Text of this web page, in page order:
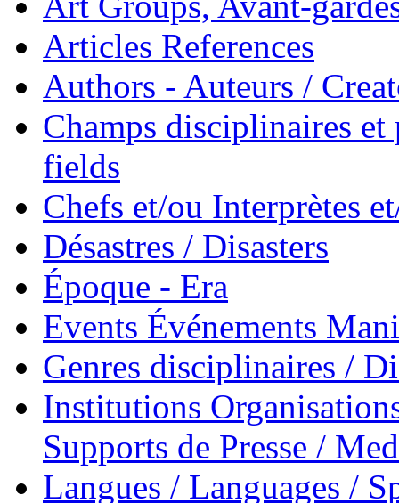
Articles References
Authors - Auteurs /
Champs disciplinaires
fields
Chefs et/ou Interprètes
Désastres / Disasters
Époque - Era
Events Événements
Genres disciplinaires /
Institutions
Supports de Presse /
Langues / Languages /